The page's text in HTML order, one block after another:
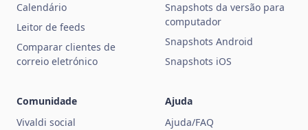
Calendário
Leitor de feeds
Comparar clientes de
correio eletrónico
Snapshots da versão para
computador
Snapshots Android
Snapshots iOS
Comunidade
Vivaldi social
Ajuda
Ajuda/FAQ